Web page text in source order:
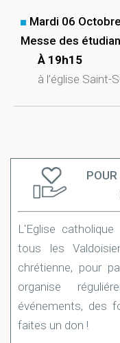
Mardi 06
Messe des
À 19h15
à l’église Saint-
L'Eglise
tous les
chrétienne, pour
organise
événements, des
faites un don !